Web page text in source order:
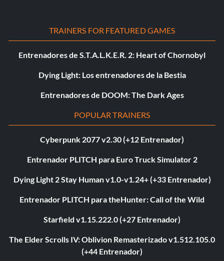
TRAINERS FOR FEATURED GAMES
Entrenadores de S.T.A.L.K.E.R. 2: Heart of Chornobyl
Dying Light: Los entrenadores de la Bestia
Entrenadores de DOOM: The Dark Ages
POPULAR TRAINERS
Cyberpunk 2077 v2.30 (+12 Entrenador)
Entrenador PLITCH para Euro Truck Simulator 2
Dying Light 2 Stay Human v1.0-v1.24+ (+33 Entrenador)
Entrenador PLITCH para theHunter: Call of the Wild
Starfield v1.15.222.0 (+27 Entrenador)
The Elder Scrolls IV: Oblivion Remasterizado v1.512.105.0
(+44 Entrenador)